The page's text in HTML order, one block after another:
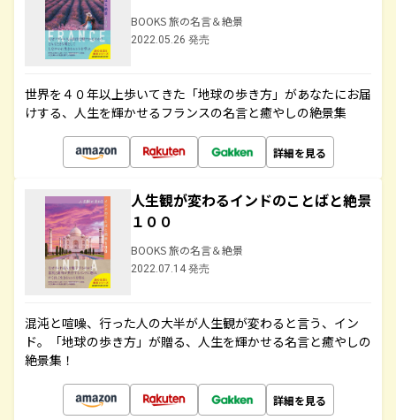
BOOKS 旅の名言＆絶景
2022.05.26 発売
世界を４０年以上歩いてきた「地球の歩き方」があなたにお届
けする、人生を輝かせるフランスの名言と癒やしの絶景集
詳細を見る
人生観が変わるインドのことばと絶景
１００
BOOKS 旅の名言＆絶景
2022.07.14 発売
混沌と喧噪、行った人の大半が人生観が変わると言う、イン
ド。「地球の歩き方」が贈る、人生を輝かせる名言と癒やしの
絶景集！
詳細を見る